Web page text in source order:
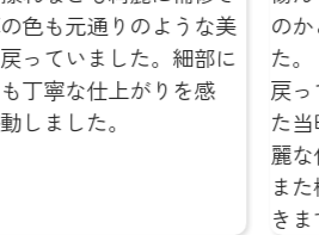
色も元通りのような美
っていました。細部に
丁寧な仕上がりを感
しました。
の
た。
戻
た
麗
ま
きま